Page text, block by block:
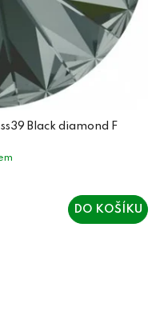
Black diamond F
DO KOŠÍKU